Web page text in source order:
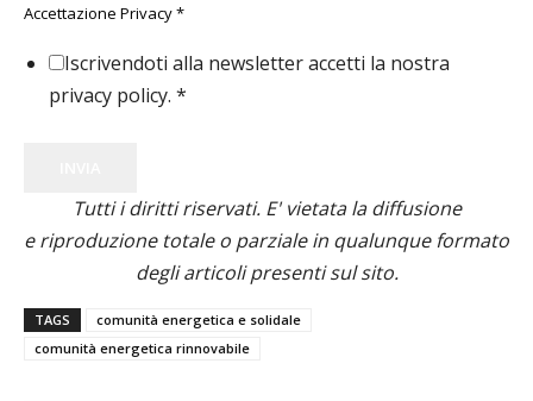
Accettazione Privacy*
Iscrivendoti alla newsletter accetti la nostra
privacy policy. *
Tutti i diritti riservati. E' vietata la diffusione
e riproduzione totale o parziale in qualunque formato
degli articoli presenti sul sito.
TAGS
comunità energetica e solidale
comunità energetica rinnovabile